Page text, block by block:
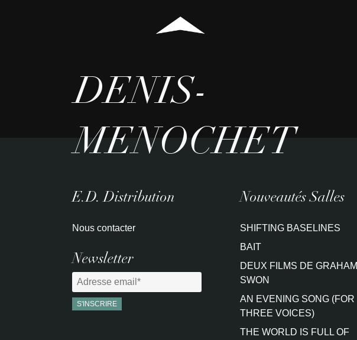
DENIS-
MENOCHET
E.D. Distribution
Nous contacter
Newsletter
Nouveautés Salles
SHIFTING BASELINES
BAIT
DEUX FILMS DE GRAHAM
SWON
AN EVENING SONG (FOR
THREE VOICES)
THE WORLD IS FULL OF